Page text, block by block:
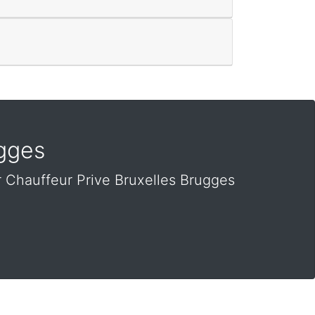
Prive Bruxelles Brugges